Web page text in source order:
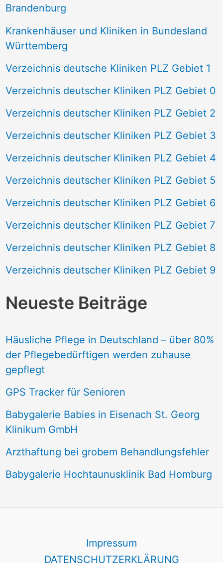
Brandenburg
Krankenhäuser und Kliniken in Bundesland
Württemberg
Verzeichnis deutsche Kliniken PLZ Gebiet 1
Verzeichnis deutscher Kliniken PLZ Gebiet 0
Verzeichnis deutscher Kliniken PLZ Gebiet 2
Verzeichnis deutscher Kliniken PLZ Gebiet 3
Verzeichnis deutscher Kliniken PLZ Gebiet 4
Verzeichnis deutscher Kliniken PLZ Gebiet 5
Verzeichnis deutscher Kliniken PLZ Gebiet 6
Verzeichnis deutscher Kliniken PLZ Gebiet 7
Verzeichnis deutscher Kliniken PLZ Gebiet 8
Verzeichnis deutscher Kliniken PLZ Gebiet 9
Neueste Beiträge
Häusliche Pflege in Deutschland – über 80%
der Pflegebedürftigen werden zuhause
gepflegt
GPS Tracker für Senioren
Babygalerie Babies in Eisenach St. Georg
Klinikum GmbH
Arzthaftung bei grobem Behandlungsfehler
Babygalerie Hochtaunusklinik Bad Homburg
Impressum
DATENSCHUTZERKLÄRUNG